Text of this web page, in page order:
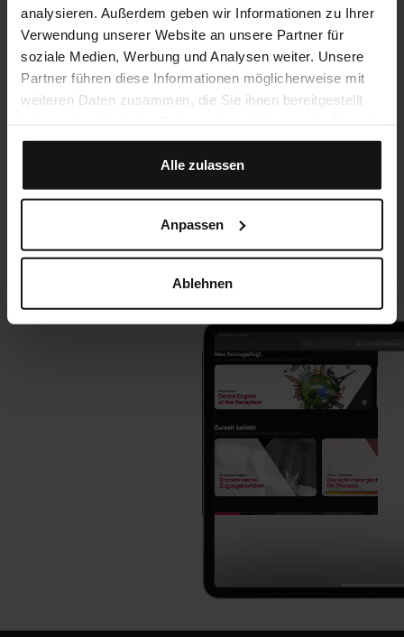
analysieren. Außerdem geben wir Informationen zu Ihrer
Verwendung unserer Website an unsere Partner für
soziale Medien, Werbung und Analysen weiter. Unsere
Partner führen diese Informationen möglicherweise mit
weiteren Daten zusammen, die Sie ihnen bereitgestellt
gesammelt haben.
Alle zulassen
Anpassen
Ablehnen